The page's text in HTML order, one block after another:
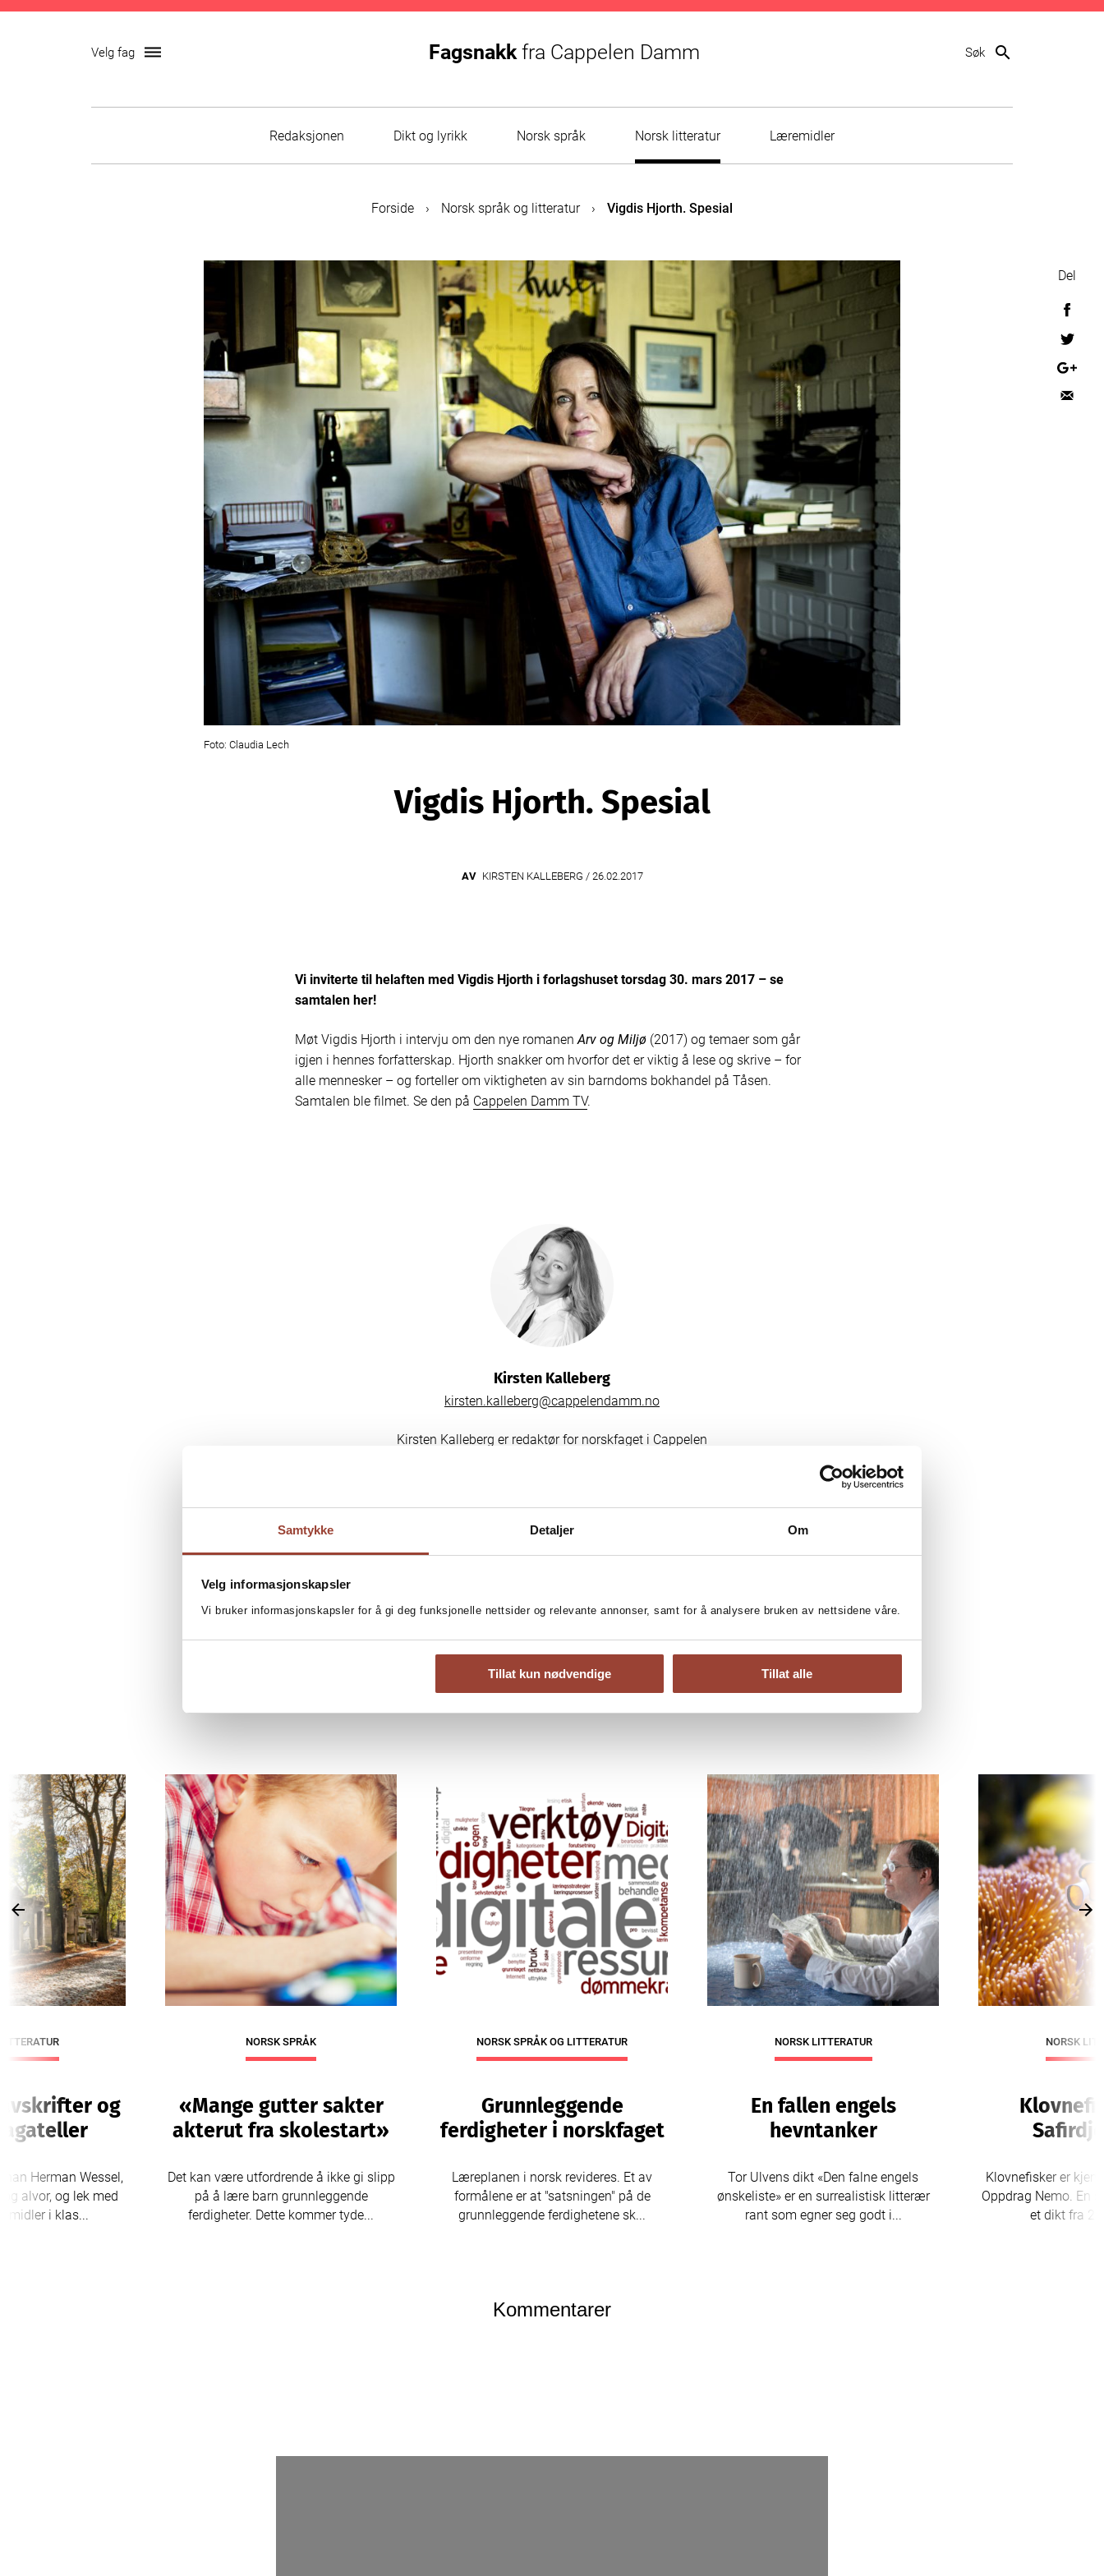
Samtykke Detaljer Om
Velg informasjonskapsler
Vi bruker informasjonskapsler for å gi deg funksjonelle nettsider og relevante annonser, samt for å analysere bruken av nettsidene våre.
Tillat kun nødvendige Tillat alle
Velg fag dehaze Fagsnakkfra Cappelen Damm Søk search
Redaksjonen Dikt og lyrikk Norsk språk Norsk litteratur Læremidler
Forside › Norsk språk og litteratur › Vigdis Hjorth. Spesial
Foto: Claudia Lech
Del
Vigdis Hjorth. Spesial
AVKIRSTEN KALLEBERG / 26.02.2017
Vi inviterte til helaften med Vigdis Hjorth i forlagshuset torsdag 30. mars 2017 – se
samtalen her!
Møt Vigdis Hjorth i intervju om den nye romanenArv og Miljø (2017) og temaer som går
igjen i hennes forfatterskap. Hjorth snakker om hvorfor det er viktig å lese og skrive – for
alle mennesker – og forteller om viktigheten av sin barndoms bokhandel på Tåsen.
Samtalen ble filmet. Se den på Cappelen Damm TV.
Kirsten Kalleberg
kirsten.kalleberg@cappelendamm.no
Kirsten Kalleberg er redaktør for norskfaget i Cappelen
ved Rosenvilde videregående skole og på Den
internasjonale sommerskole på Blindern.
Relaterte artikler
Previous
og
Herman Wessel,
alvor, og lek med
i klas...
NORSK SPRÅK
«Mange gutter sakter
akterut fra skolestart»
Det kan være utfordrende å ikke gi slipp
på å lære barn grunnleggende
ferdigheter. Dette kommer tyde...
NORSK SPRÅK OG LITTERATUR
Grunnleggende
ferdigheter i norskfaget
Læreplanen i norsk revideres. Et av
formålene er at "satsningen" på de
grunnleggende ferdighetene sk...
NORSK LITTERATUR
En fallen engels
hevntanker
Tor Ulvens dikt «Den falne engels
ønskeliste» er en surrealistisk litterær
rant som egner seg godt i...
NORSK
Klovnefisker er
Oppdrag Nemo. En
et dikt fra
Kommentarer